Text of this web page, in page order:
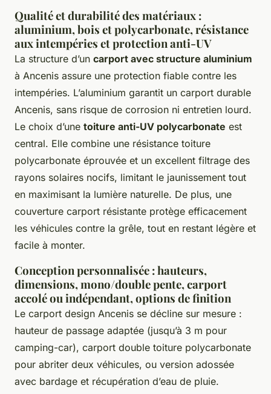
Qualité et durabilité des matériaux :
aluminium, bois et polycarbonate, résistance
aux intempéries et protection anti-UV
La structure d’un carport avec structure aluminium
à Ancenis assure une protection fiable contre les
intempéries. L’aluminium garantit un carport durable
Ancenis, sans risque de corrosion ni entretien lourd.
Le choix d’une toiture anti-UV polycarbonate est
central. Elle combine une résistance toiture
polycarbonate éprouvée et un excellent filtrage des
rayons solaires nocifs, limitant le jaunissement tout
en maximisant la lumière naturelle. De plus, une
couverture carport résistante protège efficacement
les véhicules contre la grêle, tout en restant légère et
facile à monter.
Conception personnalisée : hauteurs,
dimensions, mono/double pente, carport
accolé ou indépendant, options de finition
Le carport design Ancenis se décline sur mesure :
hauteur de passage adaptée (jusqu’à 3 m pour
camping-car), carport double toiture polycarbonate
pour abriter deux véhicules, ou version adossée
avec bardage et récupération d’eau de pluie.